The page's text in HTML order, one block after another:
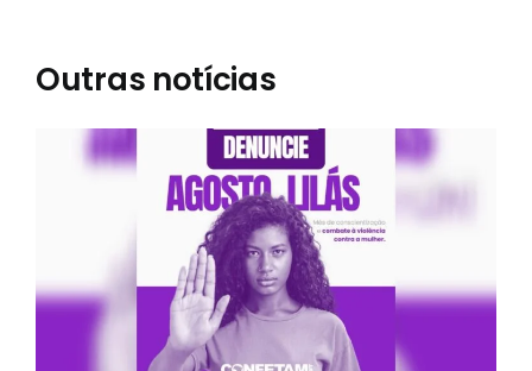
Outras notícias